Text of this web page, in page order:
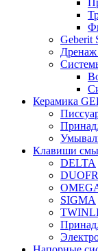
Geberit
Дренаж
Керамика
Клавиши
DELTA
SIGMA